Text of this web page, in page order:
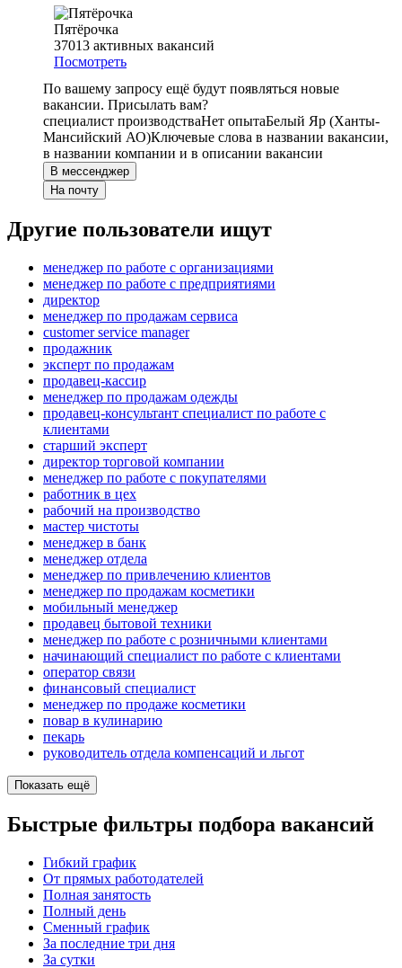
Пятёрочка
37013 активных вакансий
Посмотреть
По вашему запросу ещё будут появляться новые
вакансии. Присылать вам?
специалист производстваНет опытаБелый Яр (Ханты-
Мансийский АО)Ключевые слова в названии вакансии,
в названии компании и в описании вакансии
В мессенджер
На почту
Другие пользователи ищут
менеджер по работе с организациями
менеджер по работе с предприятиями
директор
менеджер по продажам сервиса
customer service manager
продажник
эксперт по продажам
продавец-кассир
менеджер по продажам одежды
продавец-консультант специалист по работе с
клиентами
старший эксперт
директор торговой компании
менеджер по работе с покупателями
работник в цех
рабочий на производство
мастер чистоты
менеджер в банк
менеджер отдела
менеджер по привлечению клиентов
менеджер по продажам косметики
мобильный менеджер
продавец бытовой техники
менеджер по работе с розничными клиентами
начинающий специалист по работе с клиентами
оператор связи
финансовый специалист
менеджер по продаже косметики
повар в кулинарию
пекарь
руководитель отдела компенсаций и льгот
Показать ещё
Быстрые фильтры подбора вакансий
Гибкий график
От прямых работодателей
Полная занятость
Полный день
Сменный график
За последние три дня
За сутки